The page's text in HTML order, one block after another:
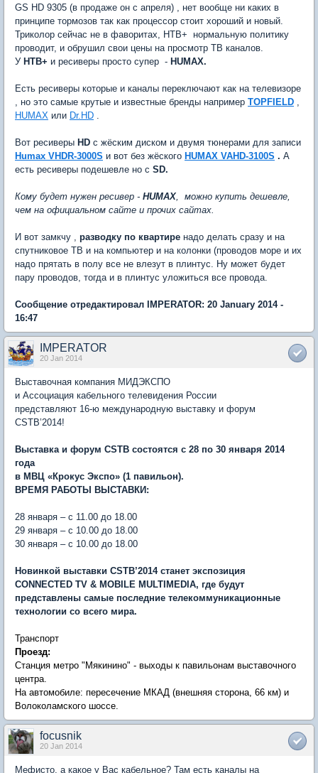
GS HD 9305 (в продаже он с апреля) , нет вообще ни каких в
принципе тормозов так как процессор стоит хороший и новый.
Триколор сейчас не в фаворитах, НТВ+ нормальную политику
проводит, и обрушил свои цены на просмотр ТВ каналов.
У НТВ+ и ресиверы просто супер - HUMAX.
Есть ресиверы которые и каналы переключают как на телевизоре
, но это самые крутые и известные бренды например TOPFIELD
HUMAX или Dr.HD
Вот ресиверы HD с жёским диском и двумя тюнерами для записи
Humax VHDR-3000S и вот без жёского HUMAX VAHD-3100S . А
есть ресиверы подешевле но с SD.
Кому будет нужен ресивер - HUMAX , можно купить дешевле,
чем на официальном сайте и прочих сайтах.
И вот замкчу , разводку по квартире надо делать сразу и на
спутниковое ТВ и на компьютер и на колонки (проводов море и их
надо прятать в полу все не влезут в плинтус. Ну может будет
пару проводов, тогда и в плинтус уложиться все провода.
Сообщение отредактировал IMPERATOR: 20 January 2014 -
16:47
IMPERATOR
20 Jan 2014
Выставочная компания МИДЭКСПО
и Ассоциация кабельного телевидения России
представляют 16-ю международную выставку и форум
CSTB’2014!
Выставка и форум CSTB состоятся с 28 по 30 января 2014
года
в МВЦ «Крокус Экспо» (1 павильон).
ВРЕМЯ РАБОТЫ ВЫСТАВКИ:
28 января – с 11.00 до 18.00
29 января – с 10.00 до 18.00
30 января – с 10.00 до 18.00
Новинкой выставки CSTB’2014 станет экспозиция
CONNECTED TV & MOBILE MULTIMEDIA, где будут
представлены самые последние телекоммуникационные
технологии со всего мира.
Транспорт
Проезд:
Станция метро "Мякинино" - выходы к павильонам выставочного
центра.
На автомобиле: пересечение МКАД (внешняя сторона, 66 км) и
Волоколамского шоссе.
focusnik
20 Jan 2014
Мефисто, а какое у Вас кабельное? Там есть каналы на